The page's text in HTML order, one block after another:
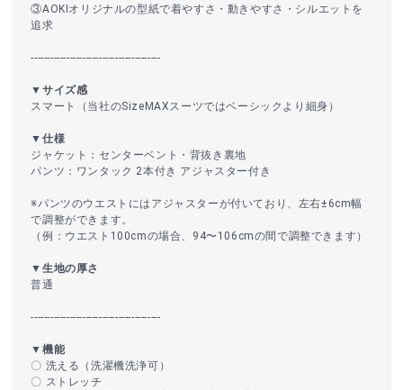
③AOKIオリジナルの型紙で着やすさ・動きやすさ・シルエットを
追求
----------------------------------------
▼サイズ感
スマート（当社のSizeMAXスーツではベーシックより細身）
▼仕様
ジャケット：センターベント・背抜き裏地
パンツ：ワンタック 2本付き アジャスター付き
※パンツのウエストにはアジャスターが付いており、左右±6cm幅
で調整ができます。
（例：ウエスト100cmの場合、94〜106cmの間で調整できます）
▼生地の厚さ
普通
----------------------------------------
▼機能
〇 洗える（洗濯機洗浄可）
〇 ストレッチ